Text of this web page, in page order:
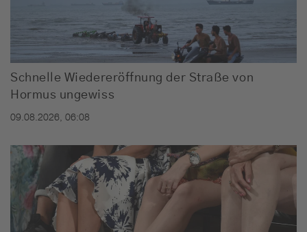
Schnelle Wiedereröffnung der Straße von
Hormus ungewiss
09.08.2026, 06:08